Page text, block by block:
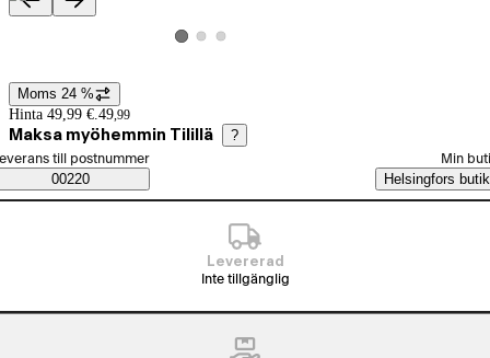
Produktbilder och videor
Visa produktbild 1
Visa produktbild 2
Visa produktbild 3
Prisinformation
Moms 24 %
Hinta 49,99 €. 49,99
Maksa myöhemmin Tilillä ?
Saatavuustiedot
beställningssätt
till postnummer
00220
Min
Helsingfors butik
Levererad
Inte tillgänglig